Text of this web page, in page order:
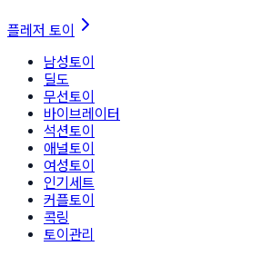
플레저 토이
남성토이
딜도
무선토이
바이브레이터
석션토이
애널토이
여성토이
인기세트
커플토이
콕링
토이관리